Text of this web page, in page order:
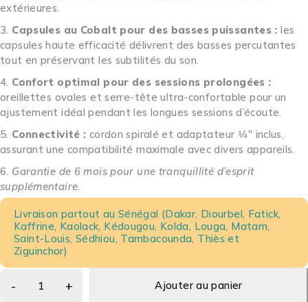
extérieures.
Capsules au Cobalt pour des basses puissantes : les
capsules haute efficacité délivrent des basses percutantes
tout en préservant les subtilités du son.
Confort optimal pour des sessions prolongées :
oreillettes ovales et serre-tête ultra-confortable pour un
ajustement idéal pendant les longues sessions d’écoute.
Connectivité : cordon spiralé et adaptateur 1⁄4″ inclus,
assurant une compatibilité maximale avec divers appareils.
Garantie de 6 mois pour une tranquillité d’esprit
supplémentaire.
Livraison partout au Sénégal (Dakar, Diourbel, Fatick,
Kaffrine, Kaolack, Kédougou, Kolda, Louga, Matam,
Saint-Louis, Sédhiou, Tambacounda, Thiès et
Ziguinchor)
Ajouter au panier